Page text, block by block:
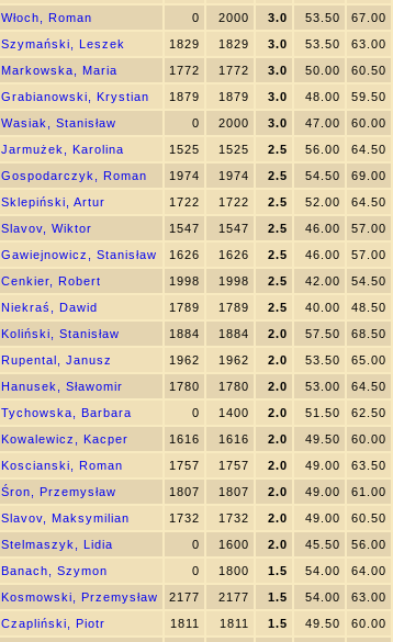
Włoch, Roman 0 2000 3.0 53.50 67.00
Szymański, Leszek 1829 1829 3.0 53.50 63.00
Markowska, Maria 1772 1772 3.0 50.00 60.50
Grabianowski, Krystian 1879 1879 3.0 48.00 59.50
Wasiak, Stanisław 0 2000 3.0 47.00 60.00
Jarmużek, Karolina 1525 1525 2.5 56.00 64.50
Gospodarczyk, Roman 1974 1974 2.5 54.50 69.00
Sklepiński, Artur 1722 1722 2.5 52.00 64.50
Slavov, Wiktor 1547 1547 2.5 46.00 57.00
Gawiejnowicz, Stanisław 1626 1626 2.5 46.00 57.00
Cenkier, Robert 1998 1998 2.5 42.00 54.50
Niekraś, Dawid 1789 1789 2.5 40.00 48.50
Koliński, Stanisław 1884 1884 2.0 57.50 68.50
Rupental, Janusz 1962 1962 2.0 53.50 65.00
Hanusek, Sławomir 1780 1780 2.0 53.00 64.50
Tychowska, Barbara 0 1400 2.0 51.50 62.50
Kowalewicz, Kacper 1616 1616 2.0 49.50 60.00
Koscianski, Roman 1757 1757 2.0 49.00 63.50
Śron, Przemysław 1807 1807 2.0 49.00 61.00
Slavov, Maksymilian 1732 1732 2.0 49.00 60.50
Stelmaszyk, Lidia 0 1600 2.0 45.50 56.00
Banach, Szymon 0 1800 1.5 54.00 64.00
Kosmowski, Przemysław 2177 2177 1.5 54.00 63.00
Czapliński, Piotr 1811 1811 1.5 49.50 60.00